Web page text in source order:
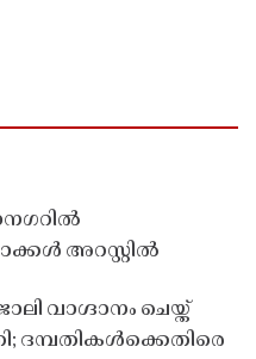
അറസ്റ്റിൽ
വാഗ്ദാനം ചെയ്ത്
ദമ്പതികൾക്കെതിരെ